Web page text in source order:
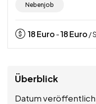
Nebenjob
18Euro -18Euro /
Überblick
Datum